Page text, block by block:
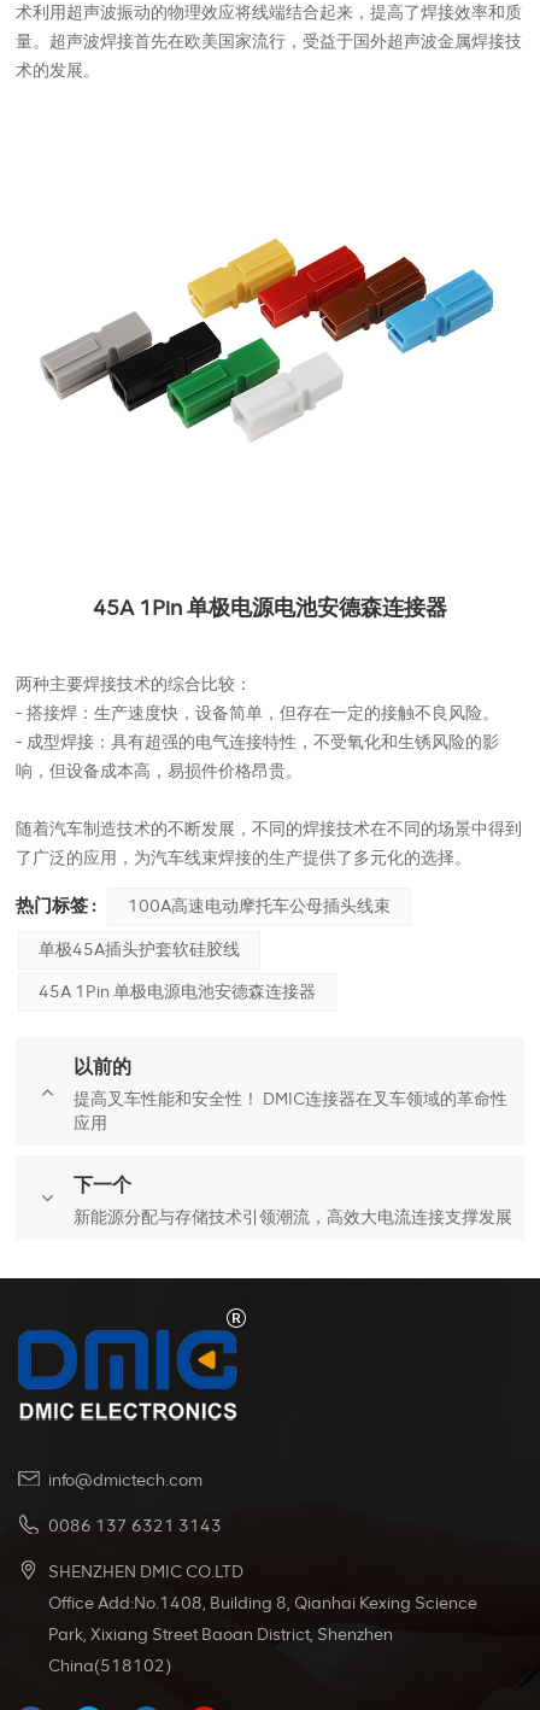
术利用超声波振动的物理效应将线端结合起来，提高了焊接效率和质
量。超声波焊接首先在欧美国家流行，受益于国外超声波金属焊接技
术的发展。
45A 1Pin 单极电源电池安德森连接器
两种主要焊接技术的综合比较：
- 搭接焊：生产速度快，设备简单，但存在一定的接触不良风险。
- 成型焊接：具有超强的电气连接特性，不受氧化和生锈风险的影
响，但设备成本高，易损件价格昂贵。
随着汽车制造技术的不断发展，不同的焊接技术在不同的场景中得到
了广泛的应用，为汽车线束焊接的生产提供了多元化的选择。
热门标签 : 100A高速电动摩托车公母插头线束
单极45A插头护套软硅胶线
45A 1Pin 单极电源电池安德森连接器
以前的
提高叉车性能和安全性！ DMIC连接器在叉车领域的革命性
应用
下一个
新能源分配与存储技术引领潮流，高效大电流连接支撑发展
info@dmictech.com
0086 137 6321 3143
SHENZHEN DMIC CO.LTD
Office Add:No.1408, Building 8, Qianhai Kexing Science
Park, Xixiang Street Baoan District, Shenzhen
China(518102)